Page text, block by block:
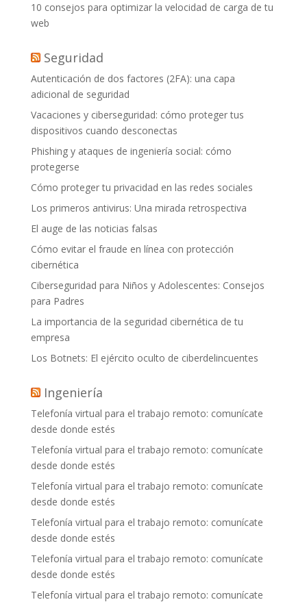
10 consejos para optimizar la velocidad de carga de tu
web
Seguridad
Autenticación de dos factores (2FA): una capa
adicional de seguridad
Vacaciones y ciberseguridad: cómo proteger tus
dispositivos cuando desconectas
Phishing y ataques de ingeniería social: cómo
protegerse
Cómo proteger tu privacidad en las redes sociales
Los primeros antivirus: Una mirada retrospectiva
El auge de las noticias falsas
Cómo evitar el fraude en línea con protección
cibernética
Ciberseguridad para Niños y Adolescentes: Consejos
para Padres
La importancia de la seguridad cibernética de tu
empresa
Los Botnets: El ejército oculto de ciberdelincuentes
Ingeniería
Telefonía virtual para el trabajo remoto: comunícate
desde donde estés
Telefonía virtual para el trabajo remoto: comunícate
desde donde estés
Telefonía virtual para el trabajo remoto: comunícate
desde donde estés
Telefonía virtual para el trabajo remoto: comunícate
desde donde estés
Telefonía virtual para el trabajo remoto: comunícate
desde donde estés
Telefonía virtual para el trabajo remoto: comunícate